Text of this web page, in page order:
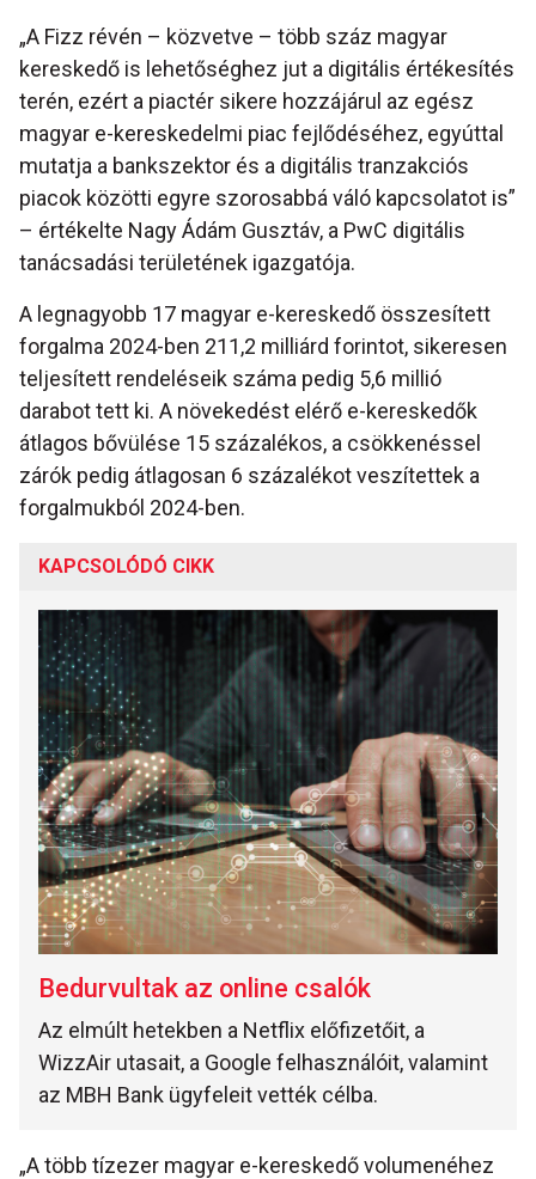
„A Fizz révén – közvetve – több száz magyar
kereskedő is lehetőséghez jut a digitális értékesítés
terén, ezért a piactér sikere hozzájárul az egész
magyar e-kereskedelmi piac fejlődéséhez, egyúttal
mutatja a bankszektor és a digitális tranzakciós
piacok közötti egyre szorosabbá váló kapcsolatot is”
– értékelte Nagy Ádám Gusztáv, a PwC digitális
tanácsadási területének igazgatója.
A legnagyobb 17 magyar e-kereskedő összesített
forgalma 2024-ben 211,2 milliárd forintot, sikeresen
teljesített rendeléseik száma pedig 5,6 millió
darabot tett ki. A növekedést elérő e-kereskedők
átlagos bővülése 15 százalékos, a csökkenéssel
zárók pedig átlagosan 6 százalékot veszítettek a
forgalmukból 2024-ben.
KAPCSOLÓDÓ CIKK
Bedurvultak az online csalók
Az elmúlt hetekben a Netflix előfizetőit, a
WizzAir utasait, a Google felhasználóit, valamint
az MBH Bank ügyfeleit vették célba.
„A több tízezer magyar e-kereskedő volumenéhez